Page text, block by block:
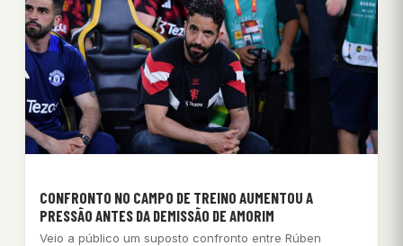
CONFRONTO NO CAMPO DE TREINO AUMENTOU A
PRESSÃO ANTES DA DEMISSÃO DE AMORIM
Veio a público um suposto confronto entre Rúben